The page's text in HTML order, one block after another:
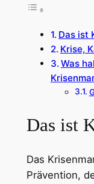
Das ist
Krise,
Was
Das ist
Das
Prävention,